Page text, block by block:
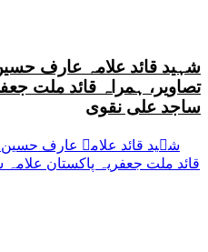
شہید قائد علامہ عارف
تصاویر، ہمراہ قائد ملت
ساجد علی نقوی